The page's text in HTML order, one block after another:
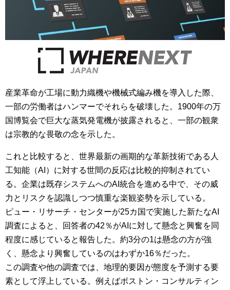
産業革命が工場に動力織機や機械式編み機を導入した際、
一部の労働者はハンマーでそれらを破壊した。1900年の万
国博覧会で巨大な蒸気発電機が披露されると、一部の観衆
は宗教的な畏敬の念を示した。
これと比較すると、世界最新の画期的な革新技術である人
工知能（AI）に対する世間の反応は比較的抑制されてい
る。企業は既存システムへのAI統合を進める中で、その威
力とリスクを認識しつつ慎重な楽観姿勢を示している。
ピュー・リサーチ・センターが25カ国で実施した新たなAI
調査によると、回答者の42％がAIに対して懸念と興奮を同
程度に感じていると報告した。約3分の1は懸念の方が強
く、懸念より興奮しているのはわずか16％だった。
この調査や他の調査では、地理的要因が態度を予測する要
素として浮上している。例えばボストン・コンサルティン